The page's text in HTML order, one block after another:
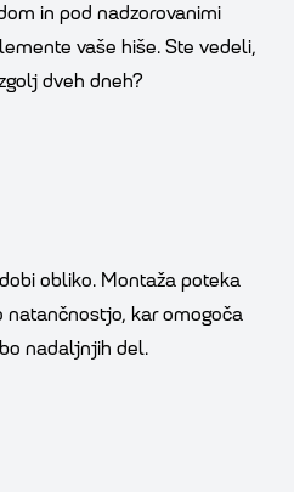
in pod nadzorovanimi
vaše hiše. Ste vedeli,
dveh dneh?
obliko. Montaža poteka
natančnostjo, kar omogoča
nadaljnjih del.